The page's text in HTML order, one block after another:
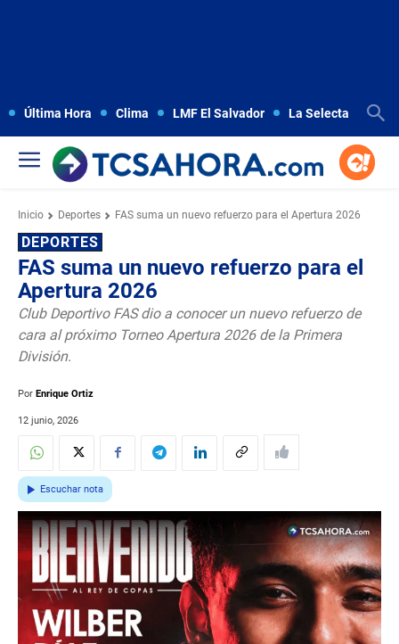
Última Hora Clima LMF El Salvador La Selecta
Inicio Deportes FAS suma un nuevo refuerzo para el Apertura 2026
DEPORTES
FAS suma un nuevo refuerzo para el
Apertura 2026
Club Deportivo FAS dio a conocer un nuevo refuerzo de
cara al próximo Torneo Apertura 2026 de la Primera
División.
Por Enrique Ortiz
12 junio, 2026
Escuchar nota